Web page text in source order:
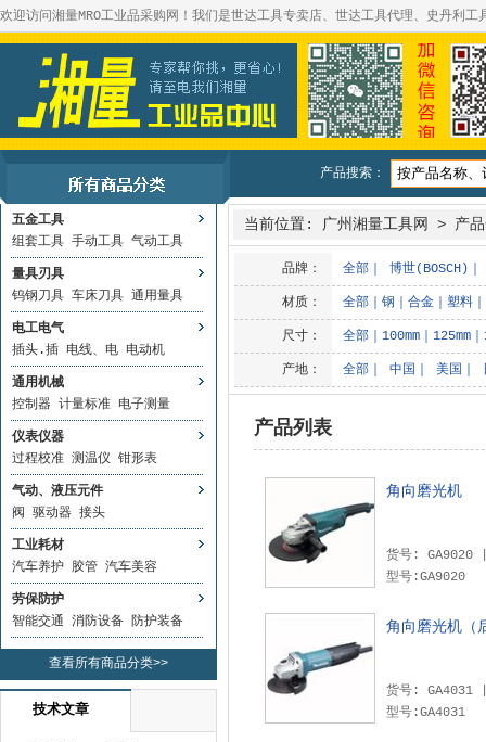
欢迎访问湘量MRO工业品采购网！我们是世达工具专卖店、世达工具代理、史丹利
产品搜索：
五金工具
组套工具 手动工具 气动工具
量具刃具
钨钢刀具 车床刀具 通用量具
电工电气
插头.插 电线、电 电动机
通用机械
控制器 计量标准 电子测量
仪表仪器
过程校准 测温仪 钳形表
气动、液压元件
阀
驱动器 接头
工业耗材
汽车养护 胶管 汽车美容
劳保防护
智能交通 消防设备 防护装备
查看所有商品分类>>
技术文章
当前位置: 广州湘量工具网 > 产
品牌： 全部 博世(BOSCH)
材质： 全部 钢 合金 塑料
尺寸： 全部 100mm 125mm
产地： 全部 中国 美国
产品列表
角向磨光机
型号:GA9020
角向磨光机（
型号:GA4031